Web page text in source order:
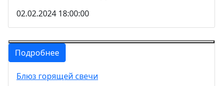
02.02.2024 18:00:00
Подробнее
Блюз горящей свечи